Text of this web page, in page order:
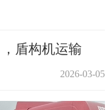
盾构机运输
2026-03-05